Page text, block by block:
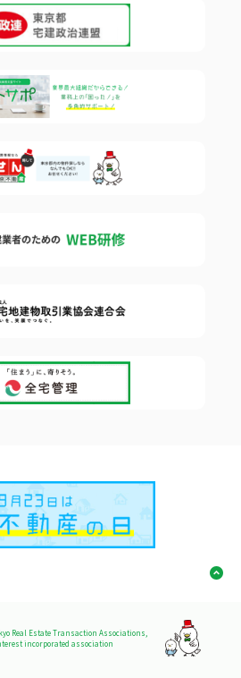
Real Estate Transaction Associations,
incorporated association